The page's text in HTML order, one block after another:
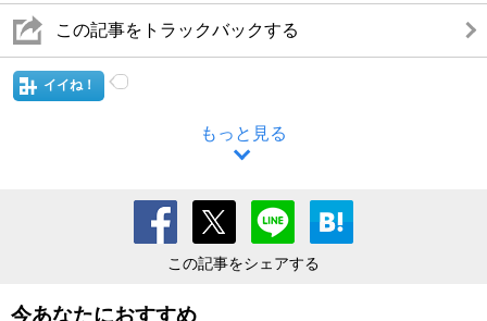
この記事をトラックバックする
イイね！
もっと見る
この記事をシェアする
今あなたにおすすめ